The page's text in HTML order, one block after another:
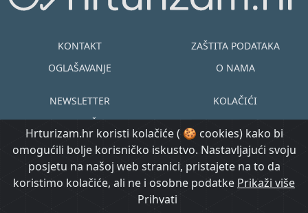
Hrturizam.hr koristi kolačiće ( 🍪 cookies) kako bi
omogućili bolje korisničko iskustvo. Nastavljajući svoju
posjetu na našoj web stranici, pristajete na to da
koristimo kolačiće, ali ne i osobne podatke Prikaži više
Prihvati
KONTAKT
OGLAŠAVANJE
ZAŠTITA PODATAKA
O NAMA
NEWSLETTER
UVJETI KORIŠTENJA
KOLAČIĆI
EN HR
© Copyright
2015.-2026.
@ Created by
Morgan Code
Prijavi se